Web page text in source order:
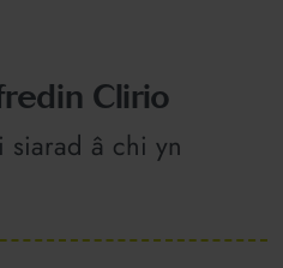
Clirio
siarad â chi yn